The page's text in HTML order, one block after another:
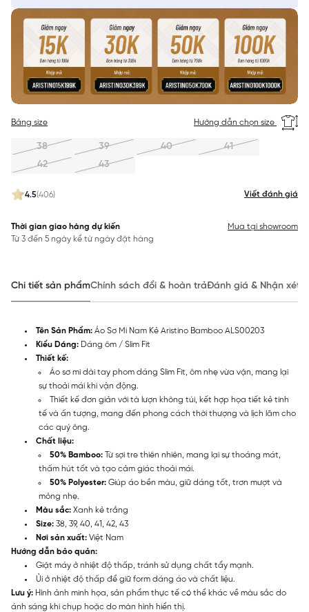
4.5(406) Viết đánh giá
Bảng size Hướng dẫn chọn size
38 39 40
41
42
43
Thời gian giao hàng dự kiến
Từ 3 đến 5 ngày kể từ ngày đặt hàng
Mua tại showroom
Chi tiết sản phẩmChính sách đổi & hoàn trảĐánh giá & Nhận xét
Tên Sản Phẩm: Áo Sơ Mi Nam Kẻ Aristino Bamboo ALS00203
Kiểu Dáng: Dáng ôm / Slim Fit
Thiết kế:
Áo sơ mi dài tay phom dáng Slim Fit, ôm nhẹ vừa vặn, mang lại
sự thoải mái khi vận động.
Thiết kế đơn giản với tà lượn không túi, kết hợp họa tiết kẻ tinh
tế và ấn tượng, mang đến phong cách thời thượng và lịch lãm cho
các quý ông.
Chất liệu:
50% Bamboo: Từ sợi tre thiên nhiên, mang lại sự thoáng mát,
thấm hút tốt và tạo cảm giác thoải mái.
50% Polyester: Giúp áo bền màu, giữ dáng tốt, trơn mượt và
mỏng nhẹ.
Màu sắc: Xanh kẻ trắng
Size: 38, 39, 40, 41, 42, 43
Nơi sản xuất: Việt Nam
Hướng dẫn bảo quản:
Giặt máy ở nhiệt độ thấp, tránh sử dụng chất tẩy mạnh.
Ủi ở nhiệt độ thấp để giữ form dáng áo và chất liệu.
Lưu ý: Hình ảnh minh họa, sản phẩm thực tế có thể khác về màu sắc do
ánh sáng khi chụp hoặc do màn hình hiển thị.